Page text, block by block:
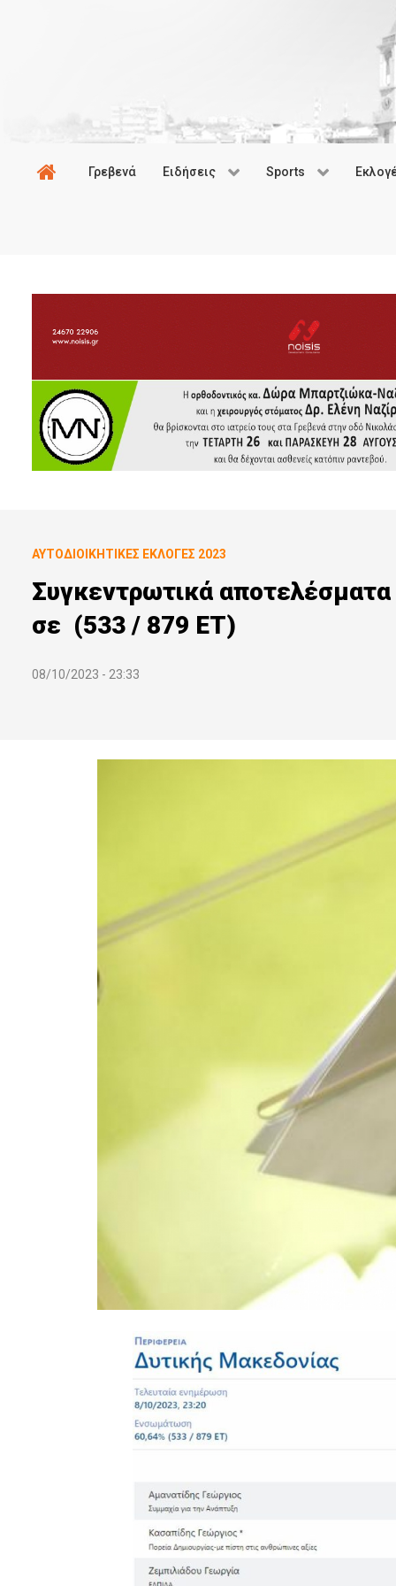
Γρεβενά Ειδήσεις Sports
ΑΥΤΟΔΙΟΙΚΗΤΙΚΕΣ ΕΚΛΟΓΕΣ 2023
Συγκεντρωτικά
σε (533 / 879 ΕΤ)
08/10/2023 - 23:33